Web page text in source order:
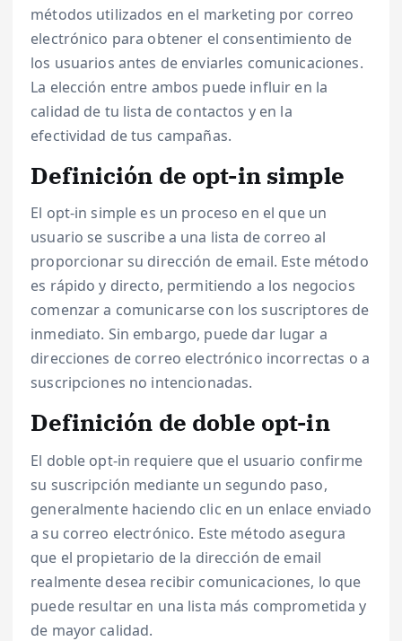
métodos utilizados en el marketing por correo
electrónico para obtener el consentimiento de
los usuarios antes de enviarles comunicaciones.
La elección entre ambos puede influir en la
calidad de tu lista de contactos y en la
efectividad de tus campañas.
Definición de opt-in simple
El opt-in simple es un proceso en el que un
usuario se suscribe a una lista de correo al
proporcionar su dirección de email. Este método
es rápido y directo, permitiendo a los negocios
comenzar a comunicarse con los suscriptores de
inmediato. Sin embargo, puede dar lugar a
direcciones de correo electrónico incorrectas o a
suscripciones no intencionadas.
Definición de doble opt-in
El doble opt-in requiere que el usuario confirme
su suscripción mediante un segundo paso,
generalmente haciendo clic en un enlace enviado
a su correo electrónico. Este método asegura
que el propietario de la dirección de email
realmente desea recibir comunicaciones, lo que
puede resultar en una lista más comprometida y
de mayor calidad.